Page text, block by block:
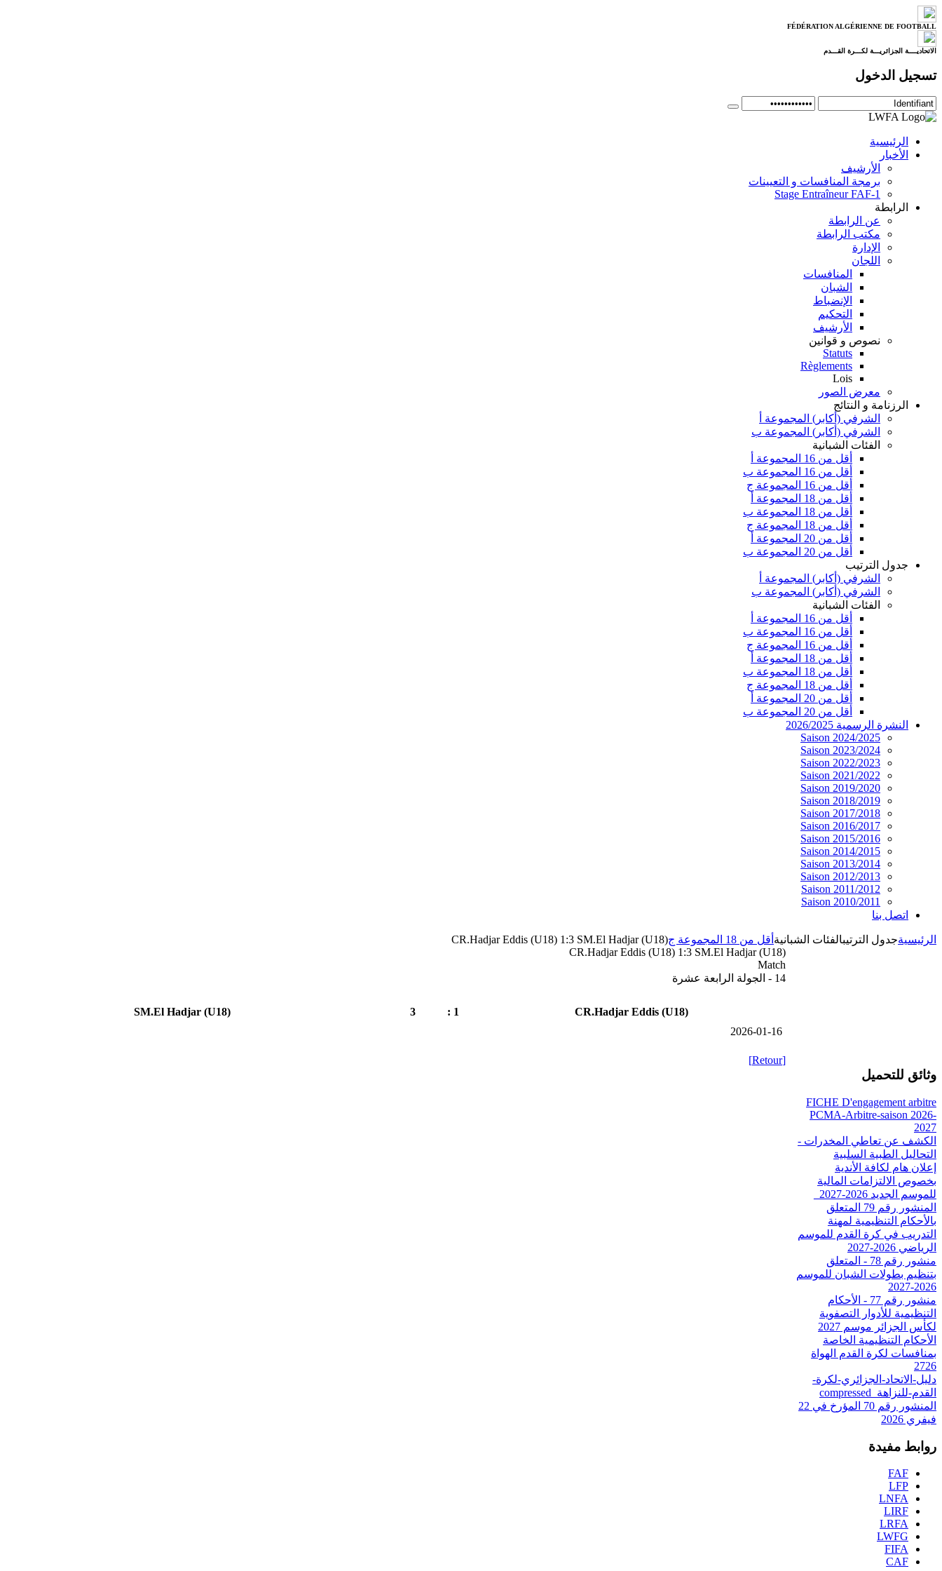
FÉDÉRATION ALGÉRIENNE DE FOOTBALL
الاتحاديــــة الجزائريـــة لكـــرة القـــدم
تسجيل الدخول
الرئيسية
الأخبار
الأرشيف
برمجة المنافسات و التعيينات
Stage Entraîneur FAF-1
الرابطة
عن الرابطة
مكتب الرابطة
الإدارة
اللجان
المنافسات
الشبان
الإنضباط
التحكيم
الأرشيف
نصوص و قوانين
Statuts
Règlements
Lois
معرض الصور
الرزنامة و النتائج
الشرفي (أكابر) المجموعة أ
الشرفي (أكابر) المجموعة ب
الفئات الشبانية
أقل من 16 المجموعة أ
أقل من 16 المجموعة ب
أقل من 16 المجموعة ج
أقل من 18 المجموعة أ
أقل من 18 المجموعة ب
أقل من 18 المجموعة ج
أقل من 20 المجموعة أ
أقل من 20 المجموعة ب
جدول الترتيب
الشرفي (أكابر) المجموعة أ
الشرفي (أكابر) المجموعة ب
الفئات الشبانية
أقل من 16 المجموعة أ
أقل من 16 المجموعة ب
أقل من 16 المجموعة ج
أقل من 18 المجموعة أ
أقل من 18 المجموعة ب
أقل من 18 المجموعة ج
أقل من 20 المجموعة أ
أقل من 20 المجموعة ب
النشرة الرسمية 2026/2025
Saison 2024/2025
Saison 2023/2024
Saison 2022/2023
Saison 2021/2022
Saison 2019/2020
Saison 2018/2019
Saison 2017/2018
Saison 2016/2017
Saison 2015/2016
Saison 2014/2015
Saison 2013/2014
Saison 2012/2013
Saison 2011/2012
Saison 2010/2011
اتصل بنا
الرئيسيةجدول الترتيبالفئات الشبانية أقل من 18 المجموعة ج
CR.Hadjar Eddis (U18) 1:3 SM.El Hadjar (U18)
CR.Hadjar Eddis (U18) 1:3 SM.El Hadjar (U18)
Match
14 - الجولة الرابعة عشرة
CR.Hadjar Eddis (U18)
1 :
3
SM.El Hadjar (U18)
2026-01-16
[Retour]
وثائق للتحميل
FICHE D'engagement arbitre
PCMA-Arbitre-saison 2026-
2027
الكشف عن تعاطي المخدرات -
التحاليل الطبية السلبية
إعلان هام لكافة الأندية
بخصوص الالتزامات المالية
للموسم الجديد 2026-2027_
المنشور رقم 79 المتعلق
بالأحكام التنظيمية لمهنة
التدريب في كرة القدم للموسم
الرياضي 2026-2027
منشور رقم 78 - المتعلق
بتنظيم بطولات الشبان للموسم
2026-2027
منشور رقم 77 - الأحكام
التنظيمية للأدوار التصفوية
لكأس الجزائر موسم 2027
الأحكام التنظيمية الخاصة
بمنافسات لكرة القدم الهواة
2726
دليل-الاتحاد-الجزائري-لكرة-
القدم-للنزاهة_compressed
المنشور رقم 70 المؤرخ في 22
فيفري 2026
روابط مفيدة
FAF
LFP
LNFA
LIRF
LRFA
LWFG
FIFA
CAF